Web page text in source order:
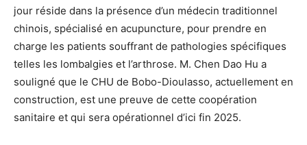
jour réside dans la présence d’un médecin traditionnel
chinois, spécialisé en acupuncture, pour prendre en
charge les patients souffrant de pathologies spécifiques
telles les lombalgies et l’arthrose. M. Chen Dao Hu a
souligné que le CHU de Bobo-Dioulasso, actuellement en
construction, est une preuve de cette coopération
sanitaire et qui sera opérationnel d’ici fin 2025.